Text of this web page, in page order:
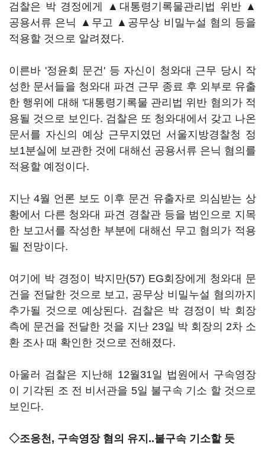
검찰은 박 경정에게 ▲대통령기록물관리법 위반 ▲
공용서류 은닉 ▲무고 ▲공무상 비밀누설 혐의 등을
적용할 것으로 알려졌다.
이른바 '정윤회 문건' 등 자신이 청와대 근무 당시 작
성한 문서들을 청와대 파견 근무 종료 후 외부로 유출
한 행위에 대해 '대통령기록물 관리법 위반 혐의가 적
용될 것으로 보인다. 검찰은 또 청와대에서 갖고 나온
문서를 자신의 예상 근무지였던 서울지방경찰청 정
보1분실에 보관한 것에 대해선 공용서류 은닉 혐의를
적용할 예정이다.
지난 4월 언론 보도 이후 문건 유출자로 의심받는 상
황에서 다른 청와대 파견 경찰관 등을 범인으로 지목
한 보고서를 작성한 부분에 대해선 무고 혐의가 적용
될 전망이다.
여기에 박 경정이 박지만(57) EG회장에게 청와대 문
건을 전달한 것으로 보고, 공무상 비밀누설 혐의까지
추가될 것으로 예상된다. 검찰은 박 경정이 박 회장
측에 문건을 전달한 것을 지난 23일 박 회장의 2차 소
환 조사 때 확인한 것으로 전해졌다.
아울러 검찰은 지난해 12월31일 법원에서 구속영장
이 기각된 조 전 비서관을 5일 불구속 기소 할 것으로
보인다.
◇조응천, 구속영장 혐의 유지..불구속 기소할 듯